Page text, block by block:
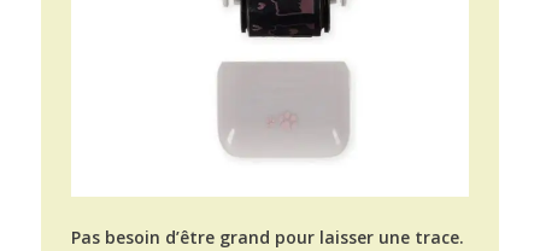
Pas besoin d’être grand pour laisser une trace.